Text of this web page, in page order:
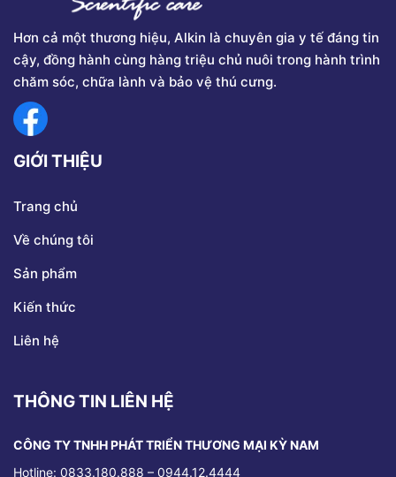
Hơn cả một thương hiệu, Alkin là chuyên gia y tế đáng tin
cậy, đồng hành cùng hàng triệu chủ nuôi trong hành trình
chăm sóc, chữa lành và bảo vệ thú cưng.
GIỚI THIỆU
Trang chủ
Về chúng tôi
Sản phẩm
Kiến thức
Liên hệ
THÔNG TIN LIÊN HỆ
CÔNG TY TNHH PHÁT TRIỂN THƯƠNG MẠI KỲ NAM
Hotline: 0833.180.888 – 0944.12.4444